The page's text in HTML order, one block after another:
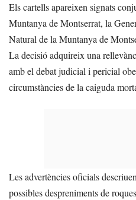
Els cartells apareixen signats
Muntanya de Montserrat, la
Natural de la Muntanya de
La decisió adquireix una
amb el debat judicial i pericial
circumstàncies de la caiguda
Les advertències oficials
possibles despreniments de